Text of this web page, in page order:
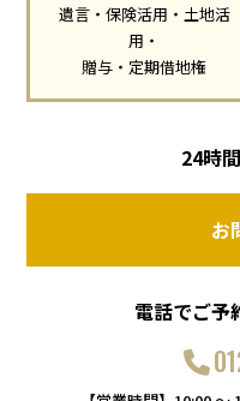
遺言・保険活用・土地活
用・
贈与・定期借地権
24時
お
電話でご予